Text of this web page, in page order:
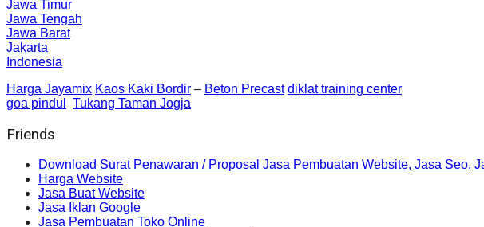
Jawa Timur
Jawa Tengah
Jawa Barat
Jakarta
Indonesia
Harga Jayamix Kaos Kaki Bordir – Beton Precast diklat training center
goa pindul
Tukang Taman Jogja
Friends
Download Surat Penawaran / Proposal Jasa Pembuatan Website, Jasa Seo,
Harga Website
Jasa Buat Website
Jasa Iklan Google
Jasa Pembuatan Toko Online